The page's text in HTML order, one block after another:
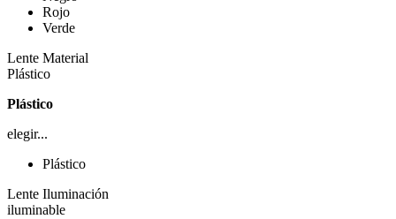
Rojo
Verde
Lente Material
Plástico
Plástico
elegir...
Plástico
Lente Iluminación
iluminable